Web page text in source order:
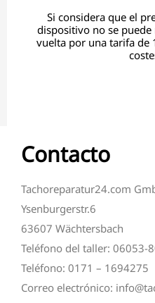
Si considera que el
dispositivo no se
vuelta por una tarifa de
Contacto
Tachoreparatur24.com
Ysenburgerstr.6
63607 Wächtersbach
Teléfono del taller: 06053-
Teléfono: 0171 – 1694275
Correo electrónico: